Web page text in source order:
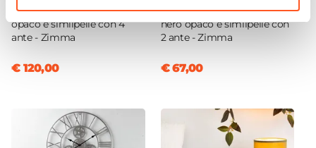
Madia 160x80h cm nero
opaco e similpelle con 4
ante - Zimma
€ 120,00
Mobile multiuso 80x80h cm
nero opaco e similpelle con
2 ante - Zimma
€ 67,00